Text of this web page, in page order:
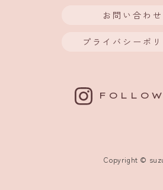
お問い合わせ
プライバシーポ
Copyright ©️